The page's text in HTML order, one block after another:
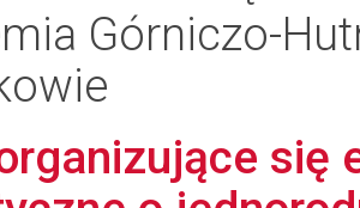
Górniczo-
się